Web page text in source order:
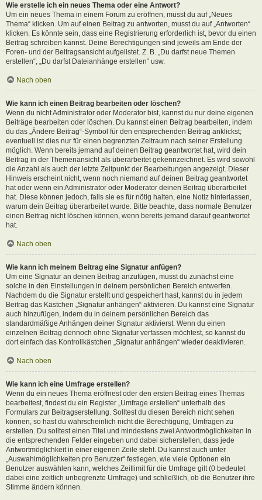
Wie erstelle ich ein neues Thema oder eine Antwort?
Um ein neues Thema in einem Forum zu eröffnen, musst du auf „Neues
Thema“ klicken. Um auf einen Beitrag zu antworten, musst du auf „Antworten“
klicken. Es könnte sein, dass eine Registrierung erforderlich ist, bevor du einen
Beitrag schreiben kannst. Deine Berechtigungen sind jeweils am Ende der
Foren- und der Beitragsansicht aufgelistet. Z. B. „Du darfst neue Themen
erstellen“, „Du darfst Dateianhänge erstellen“ usw.
Nach oben
Wie kann ich einen Beitrag bearbeiten oder löschen?
Wenn du nicht Administrator oder Moderator bist, kannst du nur deine eigenen
Beiträge bearbeiten oder löschen. Du kannst einen Beitrag bearbeiten, indem
du das „Ändere Beitrag“-Symbol für den entsprechenden Beitrag anklickst;
eventuell ist dies nur für einen begrenzten Zeitraum nach seiner Erstellung
möglich. Wenn bereits jemand auf deinen Beitrag geantwortet hat, wird dein
Beitrag in der Themenansicht als überarbeitet gekennzeichnet. Es wird sowohl
die Anzahl als auch der letzte Zeitpunkt der Bearbeitungen angezeigt. Dieser
Hinweis erscheint nicht, wenn noch niemand auf deinen Beitrag geantwortet
hat oder wenn ein Administrator oder Moderator deinen Beitrag überarbeitet
hat. Diese können jedoch, falls sie es für nötig halten, eine Notiz hinterlassen,
warum dein Beitrag überarbeitet wurde. Bitte beachte, dass normale Benutzer
einen Beitrag nicht löschen können, wenn bereits jemand darauf geantwortet
hat.
Nach oben
Wie kann ich meinem Beitrag eine Signatur anfügen?
Um eine Signatur an deinen Beitrag anzufügen, musst du zunächst eine
solche in den Einstellungen in deinem persönlichen Bereich entwerfen.
Nachdem du die Signatur erstellt und gespeichert hast, kannst du in jedem
Beitrag das Kästchen „Signatur anhängen“ aktivieren. Du kannst eine Signatur
auch hinzufügen, indem du in deinem persönlichen Bereich das
standardmäßige Anhängen deiner Signatur aktivierst. Wenn du einen
einzelnen Beitrag dennoch ohne Signatur verfassen möchtest, so kannst du
dort einfach das Kontrollkästchen „Signatur anhängen“ wieder deaktivieren.
Nach oben
Wie kann ich eine Umfrage erstellen?
Wenn du ein neues Thema eröffnest oder den ersten Beitrag eines Themas
bearbeitest, findest du ein Register „Umfrage erstellen“ unterhalb des
Formulars zur Beitragserstellung. Solltest du diesen Bereich nicht sehen
können, so hast du wahrscheinlich nicht die Berechtigung, Umfragen zu
erstellen. Du solltest einen Titel und mindestens zwei Antwortmöglichkeiten in
die entsprechenden Felder eingeben und dabei sicherstellen, dass jede
Antwortmöglichkeit in einer eigenen Zeile steht. Du kannst auch unter
„Auswahlmöglichkeiten pro Benutzer“ festlegen, wie viele Optionen ein
Benutzer auswählen kann, welches Zeitlimit für die Umfrage gilt (0 bedeutet
dabei eine zeitlich unbegrenzte Umfrage) und schließlich, ob die Benutzer ihre
Stimme ändern können.